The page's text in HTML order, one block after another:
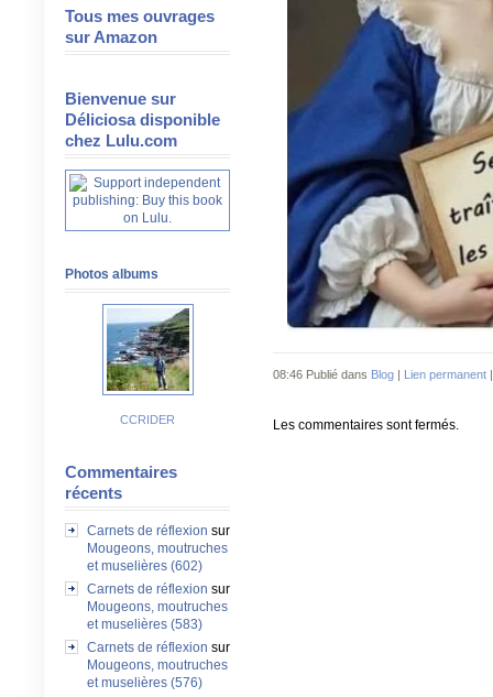
Tous mes ouvrages
sur Amazon
Bienvenue sur
Déliciosa disponible
chez Lulu.com
Photos albums
CCRIDER
Commentaires
récents
Carnets de réflexion sur
Mougeons, moutruches
et muselières (602)
Carnets de réflexion sur
Mougeons, moutruches
et muselières (583)
Carnets de réflexion sur
Mougeons, moutruches
et muselières (576)
08:46 Publié dans Blog | Lien permanent
Les commentaires sont fermés.